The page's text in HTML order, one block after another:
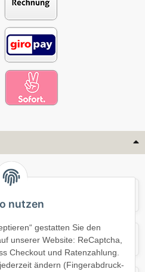
nutzen
gestatten Sie den
unserer Website: ReCaptcha,
Checkout und Ratenzahlung.
ändern (Fingerabdruck-
Mini